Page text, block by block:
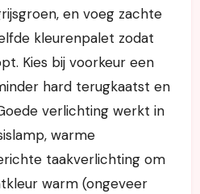
en voeg zachte
kleurenpalet zodat
Kies bij voorkeur een
hard terugkaatst en
verlichting werkt in
warme
taakverlichting om
warm (ongeveer